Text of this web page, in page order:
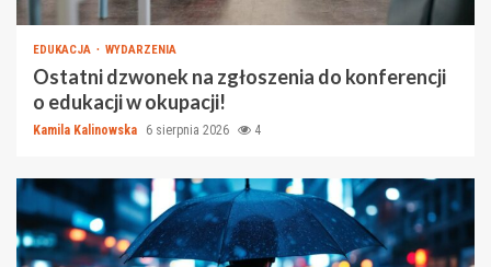
EDUKACJA WYDARZENIA
Ostatni dzwonek na zgłoszenia do konferencji
o edukacji w okupacji!
Kamila Kalinowska 6 sierpnia 2026 4